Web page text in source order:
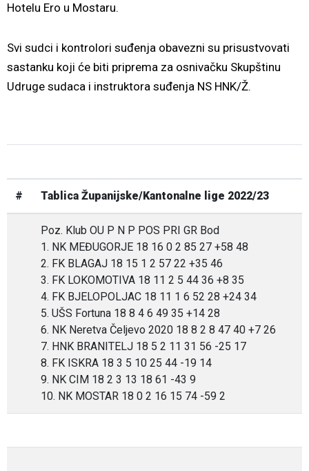
Hotelu Ero u Mostaru.
Svi sudci i kontrolori suđenja obavezni su prisustvovati
sastanku koji će biti priprema za osnivačku Skupštinu
Udruge sudaca i instruktora suđenja NS HNK/Ž.
# Tablica Županijske/Kantonalne lige 2022/23
Poz. Klub OU P N P POS PRI GR Bod
1. NK MEĐUGORJE 18 16 0 2 85 27 +58 48
2. FK BLAGAJ 18 15 1 2 57 22 +35 46
3. FK LOKOMOTIVA 18 11 2 5 44 36 +8 35
4. FK BJELOPOLJAC 18 11 1 6 52 28 +24 34
5. UŠS Fortuna 18 8 4 6 49 35 +14 28
6. NK Neretva Čeljevo 2020 18 8 2 8 47 40 +7 26
7. HNK BRANITELJ 18 5 2 11 31 56 -25 17
8. FK ISKRA 18 3 5 10 25 44 -19 14
9. NK CIM 18 2 3 13 18 61 -43 9
10. NK MOSTAR 18 0 2 16 15 74 -59 2